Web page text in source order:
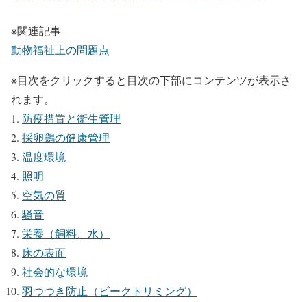
※関連記事
動物福祉上の問題点
※目次をクリックすると目次の下部にコンテンツが表示さ
れます。
防疫措置と衛生管理
採卵鶏の健康管理
温度環境
照明
空気の質
騒音
栄養（飼料、水）
床の表面
社会的な環境
羽つつき防止（ビークトリミング）